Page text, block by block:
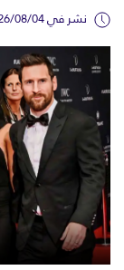
نشر في 2026/08/04 الساعة 10:46 م